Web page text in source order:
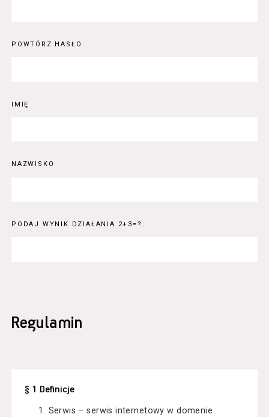
POWTÓRZ HASŁO
IMIĘ
NAZWISKO
PODAJ WYNIK DZIAŁANIA 2+3=?:
Regulamin
§ 1 Definicje
Serwis – serwis internetowy w domenie